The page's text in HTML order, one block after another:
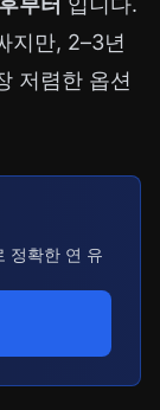
지만, 2–3년
저렴한 옵션
정확한 연 유